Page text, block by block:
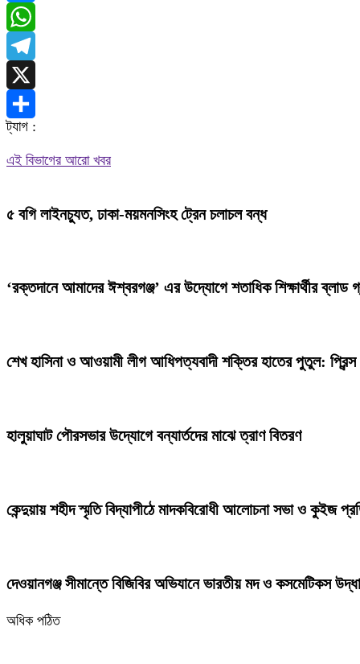
Messenger
WhatsApp
Telegram
X
Share
ট্যাগ :
এই বিভাগের আরো খবর
৫ বগি লাইনচ্যুত, ঢাকা-ময়মনসিংহ ট্রেন চলাচল বন্ধ
‘রক্তদানে আমাদের ঈশ্বরগঞ্জ’ এর উদ্যোগে শতাধিক শিক্ষার্থীর ব্লাড
শেখ হাসিনা ও আওয়ামী লীগ আধিপত্যবাদী শক্তির হাতের পুতুল: প্রিন্স
হালুয়াঘাট পৌরসভার উদ্যোগে বন্যার্তদের মাঝে ত্রাণ বিতরণ
কেন্দুয়ায় শহীদ স্মৃতি বিদ্যাপীঠে মাদকবিরোধী আলোচনা সভা ও কুইজ
দেওয়ানগঞ্জ সীমান্তে বিজিবির অভিযানে ভারতীয় মদ ও কসমেটিকস
অধিক পঠিত